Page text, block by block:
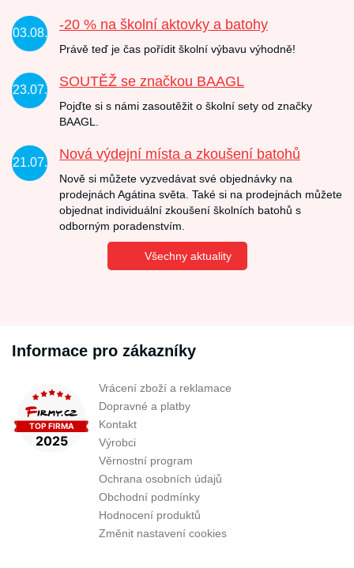
03.08.
-20 % na školní aktovky a batohy
Právě teď je čas pořídit školní výbavu výhodně!
23.07.
SOUTĚŽ se značkou BAAGL
Pojďte si s námi zasoutěžit o školní sety od značky
BAAGL.
21.07.
Nová výdejní místa a zkoušení batohů
Nově si můžete vyzvedávat své objednávky na
prodejnách Agátina světa. Také si na prodejnách můžete
objednat individuální zkoušení školních batohů s
odborným poradenstvím.
Všechny aktuality
Informace pro zákazníky
Vrácení zboží a reklamace
Dopravné a platby
Kontakt
Výrobci
Věrnostní program
Ochrana osobních údajů
Obchodní podmínky
Hodnocení produktů
Změnit nastavení cookies